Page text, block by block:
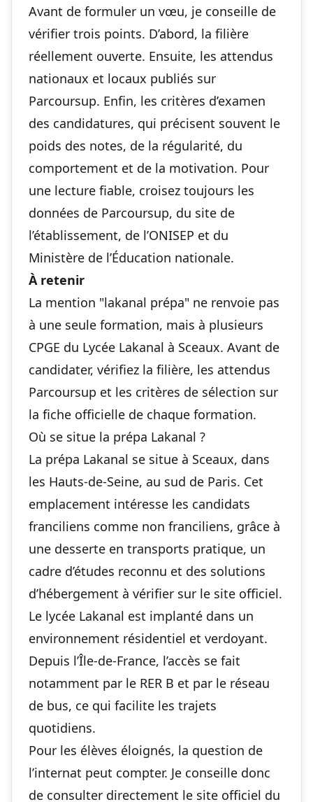
Avant de formuler un vœu, je conseille de
vérifier trois points. D’abord, la filière
réellement ouverte. Ensuite, les attendus
nationaux et locaux publiés sur
Parcoursup. Enfin, les critères d’examen
des candidatures, qui précisent souvent le
poids des notes, de la régularité, du
comportement et de la motivation. Pour
une lecture fiable, croisez toujours les
données de Parcoursup, du site de
l’établissement, de l’ONISEP et du
Ministère de l’Éducation nationale.
À retenir
La mention "lakanal prépa" ne renvoie pas
à une seule formation, mais à plusieurs
CPGE du Lycée Lakanal à Sceaux. Avant de
candidater, vérifiez la filière, les attendus
Parcoursup et les critères de sélection sur
la fiche officielle de chaque formation.
Où se situe la prépa Lakanal ?
La prépa Lakanal se situe à Sceaux, dans
les Hauts-de-Seine, au sud de Paris. Cet
emplacement intéresse les candidats
franciliens comme non franciliens, grâce à
une desserte en transports pratique, un
cadre d’études reconnu et des solutions
d’hébergement à vérifier sur le site officiel.
Le lycée Lakanal est implanté dans un
environnement résidentiel et verdoyant.
Depuis l’Île-de-France, l’accès se fait
notamment par le RER B et par le réseau
de bus, ce qui facilite les trajets
quotidiens.
Pour les élèves éloignés, la question de
l’internat peut compter. Je conseille donc
de consulter directement le site officiel du